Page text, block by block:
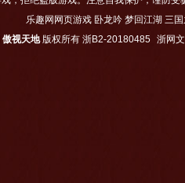
乐趣网网页游戏 卧龙吟 梦回江湖 三
傲视天地版权所有 浙B2-20180485 浙网